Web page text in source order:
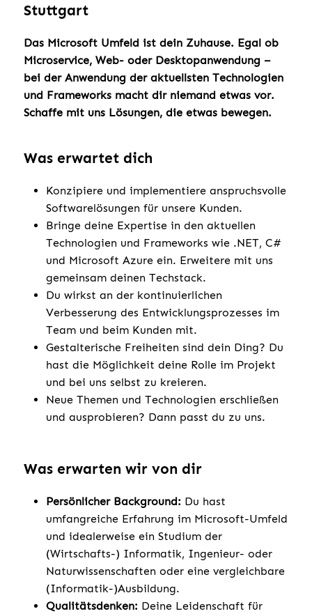
Stuttgart
Das Microsoft Umfeld ist dein Zuhause. Egal ob
Microservice, Web- oder Desktopanwendung –
bei der Anwendung der aktuellsten Technologien
und Frameworks macht dir niemand etwas vor.
Schaffe mit uns Lösungen, die etwas bewegen.
Was erwartet dich
Konzipiere und implementiere anspruchsvolle
Softwarelösungen für unsere Kunden.
Bringe deine Expertise in den aktuellen
Technologien und Frameworks wie .NET, C#
und Microsoft Azure ein. Erweitere mit uns
gemeinsam deinen Techstack.
Du wirkst an der kontinuierlichen
Verbesserung des Entwicklungsprozesses im
Team und beim Kunden mit.
Gestalterische Freiheiten sind dein Ding? Du
hast die Möglichkeit deine Rolle im Projekt
und bei uns selbst zu kreieren.
Neue Themen und Technologien erschließen
und ausprobieren? Dann passt du zu uns.
Was erwarten wir von dir
Persönlicher Background: Du hast
umfangreiche Erfahrung im Microsoft-Umfeld
und idealerweise ein Studium der
(Wirtschafts-) Informatik, Ingenieur- oder
Naturwissenschaften oder eine vergleichbare
(Informatik-)Ausbildung.
Qualitätsdenken: Deine Leidenschaft für